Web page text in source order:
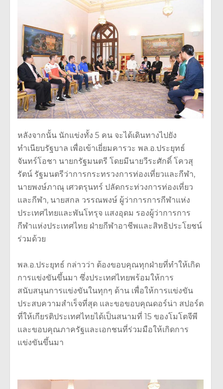
หลังจากนั้น นักแข่งทั้ง 5 คน จะได้เดินทางไปยัง
ทำเนียบรัฐบาล เพื่อเข้าเยี่ยมคารวะ พล.อ.ประยุทธ์
จันทร์โอชา นายกรัฐมนตรี โดยมีนายวีระศักดิ์ โควสุ
รัตน์ รัฐมนตรีว่าการกระทรวงการท่องเที่ยวและกีฬา,
นายพงษ์ภาณุ เศวตรุนทร์ ปลัดกระท่วงการท่องเที่ยว
และกีฬา, นายสกล วรรณพงษ์ ผู้ว่าการการกีฬาแห่ง
ประเทศไทยและพันโทรุจ แสงอุดม รองผู้ว่าการการ
กีฬาแห่งประเทศไทย ฝ่ายกีฬาอาชีพและสิทธิประโยชน์
ร่วมด้วย
พล.อ.ประยุทธ์ กล่าวว่า ต้องขอบคุณทุกฝ่ายที่ทำให้เกิด
การแข่งขันขึ้นมา ซึ่งประเทศไทยพร้อมให้การ
สนับสนุนการแข่งขันในทุกๆ ด้าน เพื่อให้การแข่งขัน
ประสบความสำเร็จที่สุด และขอขอบคุณดอร์น่า สปอร์ต
ที่ให้เกียรติประเทศไทยได้เป็นสนามที่ 15 ของโมโตจีพี
และขอบคุณภาครัฐและเอกชนที่ร่วมมือให้เกิดการ
แข่งขันขึ้นมา